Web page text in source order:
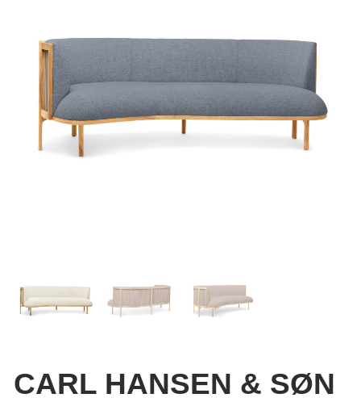
CARL HANSEN & SØN